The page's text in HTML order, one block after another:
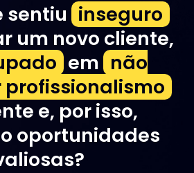
sentiu inseguro
um novo cliente,
em não
e, por isso,
oportunidades